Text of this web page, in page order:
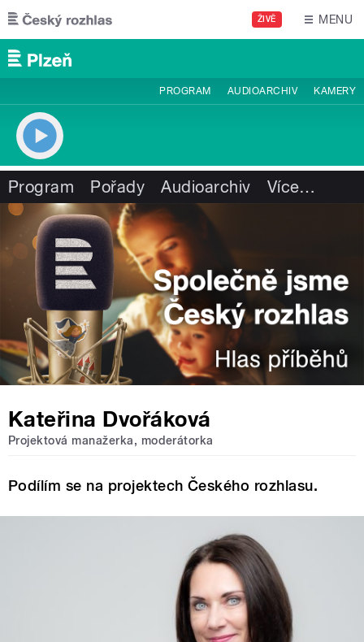
Přejít k hlavnímu obsahu
ŽIVĚ MENU
PROGRAM AUDIOARCHIV KAMERY
Program Pořady Audioarchiv Více…
Kateřina Dvořáková
Projektová manažerka, moderátorka
Podílím se na projektech Českého rozhlasu.